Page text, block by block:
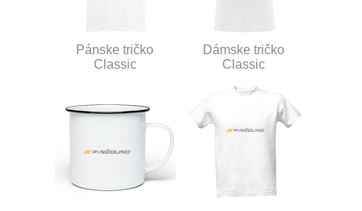
Pánske tričko
Classic
Dámske tričko
Classic